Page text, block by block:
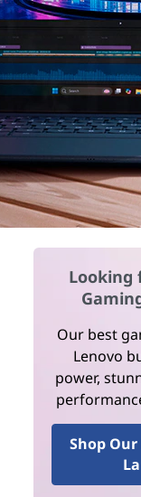
Looking
Our best
Lenovo
power,
Shop